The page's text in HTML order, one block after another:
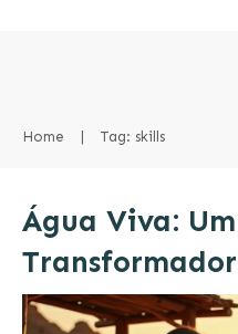
Home Tag: skills
Água Viva:
Transformador